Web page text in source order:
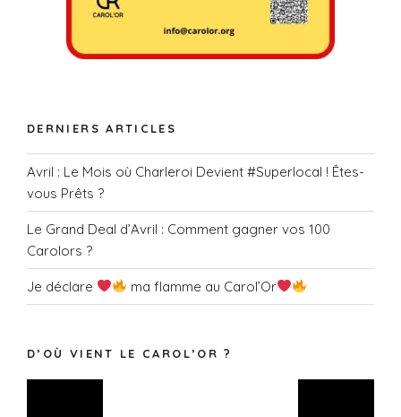
DERNIERS ARTICLES
Avril : Le Mois où Charleroi Devient #Superlocal ! Êtes-
vous Prêts ?
Le Grand Deal d’Avril : Comment gagner vos 100
Carolors ?
Je déclare ma flamme au Carol’Or
D’OÙ VIENT LE CAROL’OR ?